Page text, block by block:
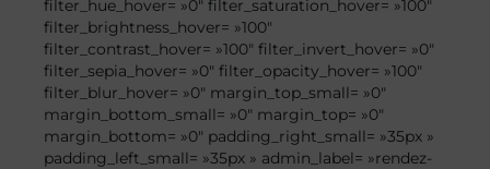
filter_hue_hover= »0″ filter_saturation_hover= »100″
filter_brightness_hover= »100″
filter_contrast_hover= »100″ filter_invert_hover= »0″
filter_sepia_hover= »0″ filter_opacity_hover= »100″
filter_blur_hover= »0″ margin_top_small= »0″
margin_bottom_small= »0″ margin_top= »0″
margin_bottom= »0″ padding_right_small= »35px »
padding_left_small= »35px » admin_label= »rendez-